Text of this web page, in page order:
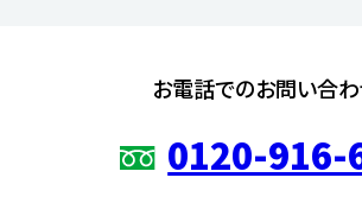
お電話でのお問い合
0120-916-